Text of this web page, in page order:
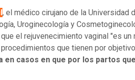
, el médico cirujano de la Universidad
Uroginecología y
el rejuvenecimiento vaginal "es un
que tienen por objetivo
en casos en que por los partos